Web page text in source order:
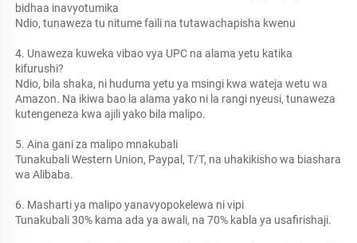
bidhaa inavyotumika
Ndio, tunaweza tu nitume faili na tutawachapisha kwenu
4. Unaweza kuweka vibao vya UPC na alama yetu katika
kifurushi?
Ndio, bila shaka, ni huduma yetu ya msingi kwa wateja wetu wa
Amazon. Na ikiwa bao la alama yako ni la rangi nyeusi, tunaweza
kutengeneza kwa ajili yako bila malipo.
5. Aina gani za malipo mnakubali
Tunakubali Western Union, Paypal, T/T, na uhakikisho wa biashara
wa Alibaba.
6. Masharti ya malipo yanavyopokelewa ni vipi
Tunakubali 30% kama ada ya awali, na 70% kabla ya usafirishaji.